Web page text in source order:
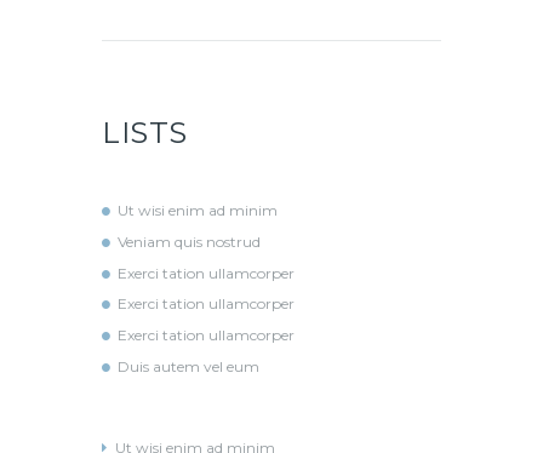
LISTS
Ut wisi enim ad minim
Veniam quis nostrud
Exerci tation ullamcorper
Exerci tation ullamcorper
Exerci tation ullamcorper
Duis autem vel eum
Ut wisi enim ad minim